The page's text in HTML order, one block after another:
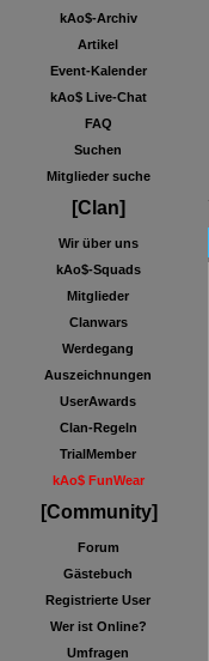
kAo$-Archiv
Artikel
Event-Kalender
kAo$ Live-Chat
FAQ
Suchen
Mitglieder suche
[Clan]
Wir über uns
kAo$-Squads
Mitglieder
Clanwars
Werdegang
Auszeichnungen
UserAwards
Clan-Regeln
TrialMember
kAo$ FunWear
[Community]
Forum
Gästebuch
Registrierte User
Wer ist Online?
Umfragen